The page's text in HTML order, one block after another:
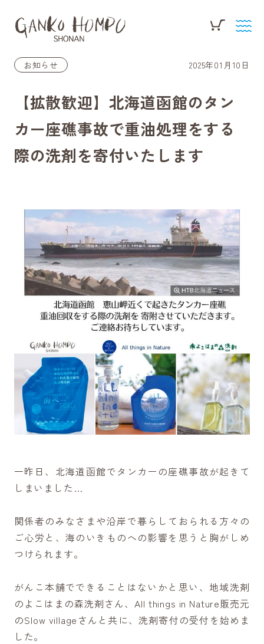
お知らせ 2025年01月10日
【拡散歓迎】北海道函館のタン
カー座礁事故で重油処理をする
際の洗剤を寄付いたします
一昨日、北海道函館でタンカーの座礁事故が起きて
しまいました…
関係者のみなさまや沿岸で暮らしておられる方々の
ご心労と、海のいきものへの影響を思うと胸がしめ
つけられます。
がんこ本舗でできることはないかと思い、地域洗剤
のよこはまの森洗剤さん、All things in Nature販売元
のSlow villageさんと共に、洗剤寄付の受付を始めま
した。